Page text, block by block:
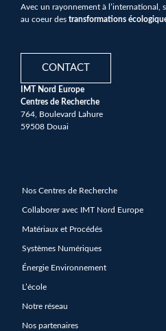
Avec un rayonnement à l’international,
au coeur des transformations
CONTACT
IMT Nord Europe
Centres de Recherche
764, Boulevard Lahure
59508 Douai
Nos Centres de Recherche
Collaborer avec IMT Nord Europe
Matériaux et Procédés
Systèmes Numériques
Énergie Environnement
L’école
Notre réseau
Nos partenaires